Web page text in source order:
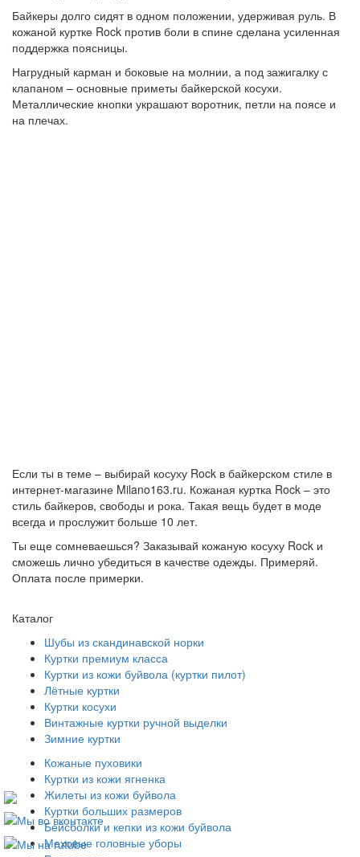
Байкеры долго сидят в одном положении, удерживая руль. В
кожаной куртке Rock против боли в спине сделана усиленная
поддержка поясницы.
Нагрудный карман и боковые на молнии, а под зажигалку с
клапаном – основные приметы байкерской косухи.
Металлические кнопки украшают воротник, петли на поясе и
на плечах.
Если ты в теме – выбирай косуху Rock в байкерском стиле в
интернет-магазине Milano163.ru. Кожаная куртка Rock – это
стиль байкеров, свободы и рока. Такая вещь будет в моде
всегда и прослужит больше 10 лет.
Ты еще сомневаешься? Заказывай кожаную косуху Rock и
сможешь лично убедиться в качестве одежды. Примеряй.
Оплата после примерки.
Каталог
Шубы из скандинавской норки
Куртки премиум класса
Куртки из кожи буйвола (куртки пилот)
Лётные куртки
Куртки косухи
Винтажные куртки ручной выделки
Зимние куртки
Кожаные пуховики
Куртки из кожи ягненка
Жилеты из кожи буйвола
Куртки больших размеров
Бейсболки и кепки из кожи буйвола
Меховые головные уборы